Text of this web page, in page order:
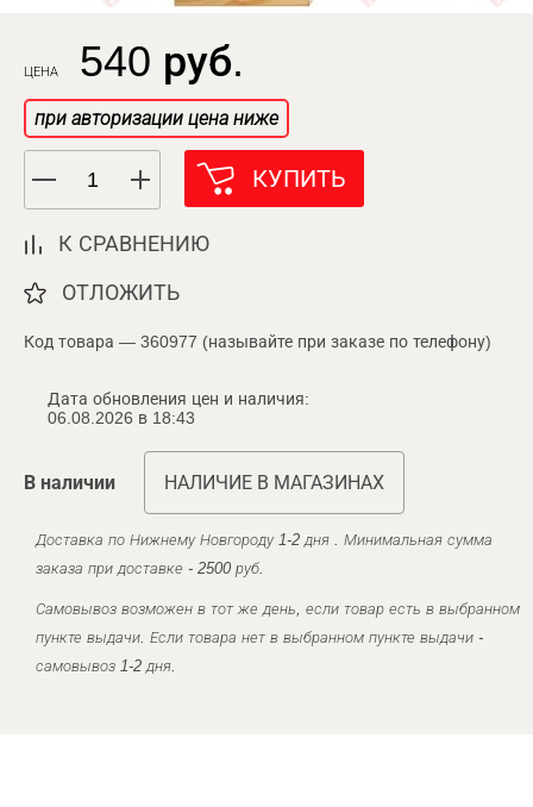
ЦЕНА 540 руб.
при авторизации цена ниже
КУПИТЬ
К СРАВНЕНИЮ
ОТЛОЖИТЬ
Код товара — 360977 (называйте при заказе по телефону)
Дата обновления цен и наличия:
06.08.2026 в 18:43
В наличии НАЛИЧИЕ В МАГАЗИНАХ
Доставка по Нижнему Новгороду 1-2 дня . Минимальная сумма
заказа при доставке - 2500 руб.
Самовывоз возможен в тот же день, если товар есть в выбранном
пункте выдачи. Если товара нет в выбранном пункте выдачи -
самовывоз 1-2 дня.